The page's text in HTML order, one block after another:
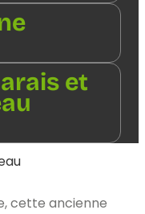
et
cette ancienne